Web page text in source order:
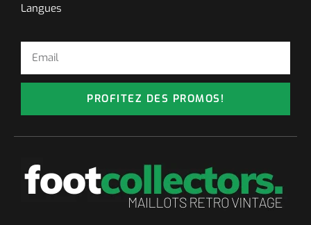
Langues
PROFITEZ DES PROMOS!